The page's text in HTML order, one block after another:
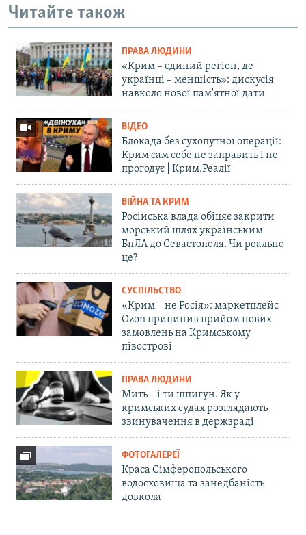
Читайте також
ПРАВА ЛЮДИНИ
«Крим – єдиний регіон, де
українці – меншість»: дискусія
навколо нової пам'ятної дати
ВІДЕО
Блокада без сухопутної операції:
Крим сам себе не заправить і не
прогодує | Крим.Реалії
ВІЙНА ТА КРИМ
Російська влада обіцяє закрити
морський шлях українським
БпЛА до Севастополя. Чи реально
це?
СУСПІЛЬСТВО
«Крим – не Росія»: маркетплейс
Ozon припинив прийом нових
замовлень на Кримському
півострові
ПРАВА ЛЮДИНИ
Мить – і ти шпигун. Як у
кримських судах розглядають
звинувачення в держзраді
ФОТОГАЛЕРЕЇ
Краса Сімферопольського
водосховища та занедбаність
довкола